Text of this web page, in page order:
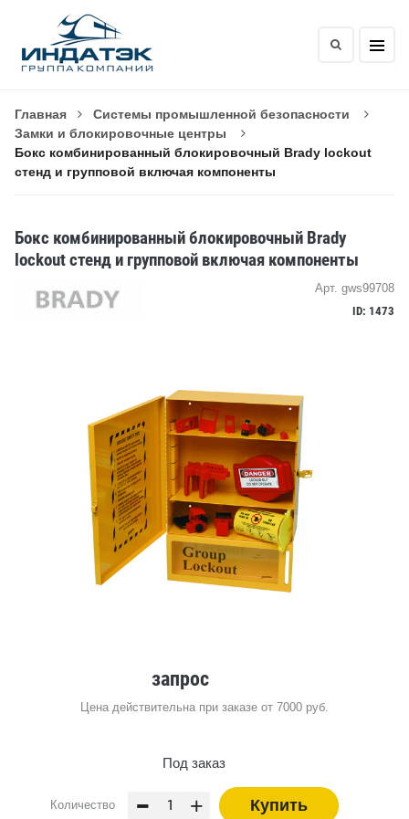
Главная
Системы промышленной безопасности
Замки и блокировочные центры
Бокс комбинированный блокировочный Brady lockout
стенд и групповой включая компоненты
Бокс комбинированный блокировочный Brady
lockout стенд и групповой включая компоненты
Арт. gws99708
ID: 1473
запрос
Цена действительна при заказе от 7000 руб.
Под заказ
Количество - + Купить